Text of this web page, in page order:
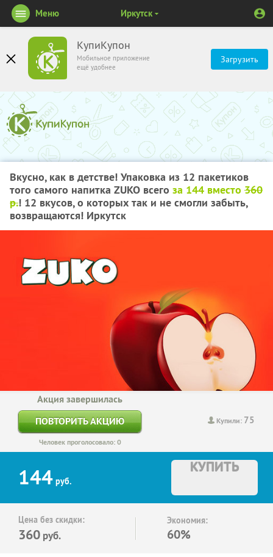
КупиКупон
Мобильное приложение
ещё удобнее
Загрузить
Меню Иркутск
Вкусно, как в детстве! Упаковка из 12 пакетиков
того самого напитка ZUKO всего за 144 вместо 360
р.! 12 вкусов, о которых так и не смогли забыть,
возвращаются! Иркутск
Купили: 75
Акция завершилась
ПОВТОРИТЬ АКЦИЮ
Человек проголосовало: 0
144 руб.
КУПИТЬ
Цена без скидки:
360 руб.
Экономия:
60%